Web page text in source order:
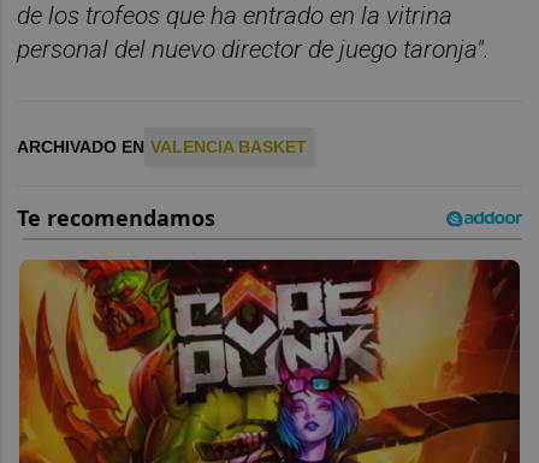
de los trofeos que ha entrado en la vitrina
personal del nuevo director de juego taronja".
ARCHIVADO EN VALENCIA BASKET